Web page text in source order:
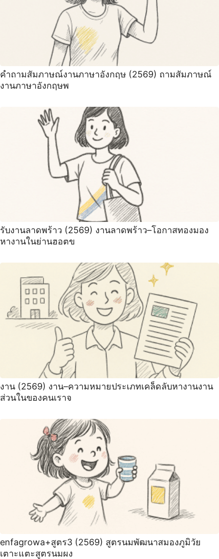
คําถามสัมภาษณ์งานภาษาอังกฤษ (2569) ถามสัมภาษณ์
งานภาษาอังกฤษพ
รับงานลาดพร้าว (2569) งานลาดพร้าว–โอกาสทองมอง
หางานในย่านฮอตข
งาน (2569) งาน–ความหมายประเภทเคล็ดลับหางานงาน
ส่วนในของคนเราจ
enfagrowa+สูตร3 (2569) สูตรนมพัฒนาสมองภูมิวัย
เตาะแตะสูตรนมผง